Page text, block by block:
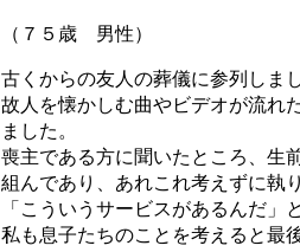
（７５歳 男性）
古くからの友人の葬儀に参列しまし
故人を懐かしむ曲やビデオが流れ
ました。
喪主である方に聞いたところ、生
組んであり、あれこれ考えずに執
「こういうサービスがあるんだ」
私も息子たちのことを考えると最